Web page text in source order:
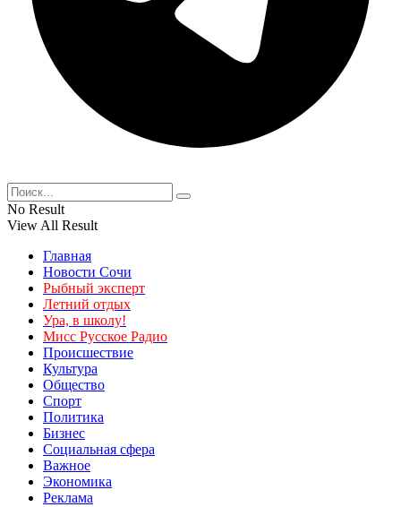
No Result
View All Result
Главная
Новости Сочи
Рыбный эксперт
Летний отдых
Ура, в школу!
Мисс Русское Радио
Происшествие
Культура
Общество
Спорт
Политика
Бизнес
Социальная сфера
Важное
Экономика
Реклама